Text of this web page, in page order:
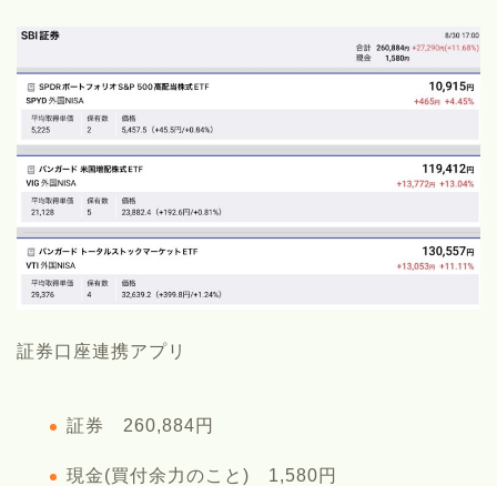
証券口座連携アプリ
証券 260,884円
現金(買付余力のこと) 1,580円